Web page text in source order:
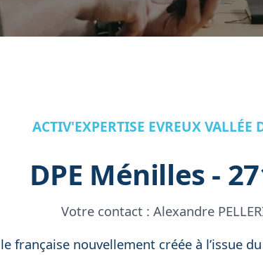
ACTIV'EXPERTISE EVREUX VALLÉE
DPE Ménilles -
Votre contact : Alexandre
française nouvellement créée à l’issue